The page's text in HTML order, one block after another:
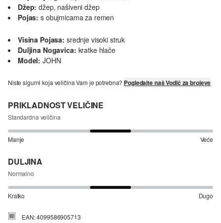
Džep: džep, našiveni džep
Pojas: s obujmicama za remen
Visina Pojasa: srednje visoki struk
Duljina Nogavica: kratke hlače
Model: JOHN
Niste sigurni koja veličina Vam je potrebna? Pogledajte naš Vodič za brojeve
PRIKLADNOST VELIČINE
Standardna veličina
Manje Veće
DULJINA
Normalno
Kratko Dugo
EAN: 4099586905713